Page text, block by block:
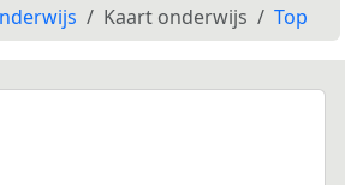
Kaart onderwijs Top